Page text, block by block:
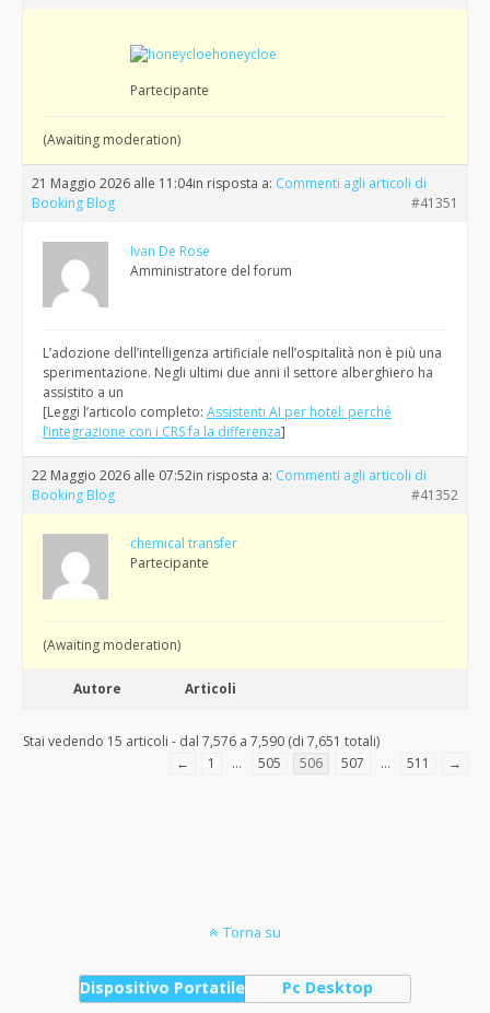
honeycloe
Partecipante
(Awaiting moderation)
21 Maggio 2026 alle 11:04in risposta a: Commenti agli articoli di
Booking Blog
#41351
Ivan De Rose
Amministratore del forum
L’adozione dell’intelligenza artificiale nell’ospitalità non è più una
sperimentazione. Negli ultimi due anni il settore alberghiero ha
assistito a un
[Leggi l’articolo completo: Assistenti AI per hotel: perché
l’integrazione con i CRS fa la differenza]
22 Maggio 2026 alle 07:52in risposta a: Commenti agli articoli di
Booking Blog
#41352
chemical transfer
Partecipante
(Awaiting moderation)
Autore Articoli
Stai vedendo 15 articoli - dal 7,576 a 7,590 (di 7,651 totali)
←
1 … 505 506 507 … 511 →
Torna su
Dispositivo Portatile Pc Desktop